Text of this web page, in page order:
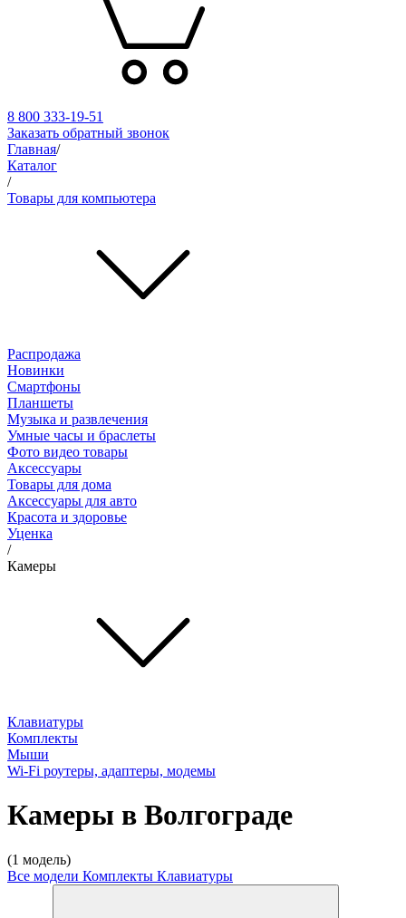
8 800 333-19-51
Заказать обратный звонок
Главная/
Каталог
/
Товары для компьютера
Распродажа
Новинки
Смартфоны
Планшеты
Музыка и развлечения
Умные часы и браслеты
Фото видео товары
Аксессуары
Товары для дома
Аксессуары для авто
Красота и здоровье
Уценка
/
Камеры
Клавиатуры
Комплекты
Мыши
Wi-Fi роутеры, адаптеры, модемы
Камеры в Волгограде
(1 модель)
Все модели Комплекты Клавиатуры